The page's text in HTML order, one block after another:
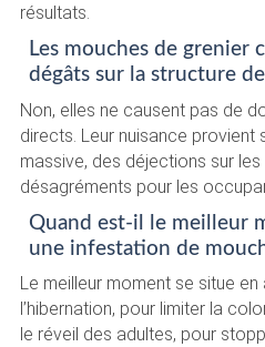
résultats.
Les mouches de grenier
dégâts sur la structure
Non, elles ne causent pas de
directs. Leur nuisance provient
massive, des déjections sur
désagréments pour les
Quand est-il le meilleur
une infestation de
Le meilleur moment se situe
l’hibernation, pour limiter la
le réveil des adultes, pour